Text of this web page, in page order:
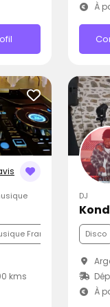
À
Française Pop
kms
DJ
Disco
À